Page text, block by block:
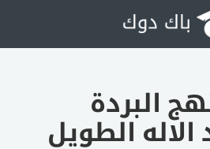
البردة
الاله الطويل